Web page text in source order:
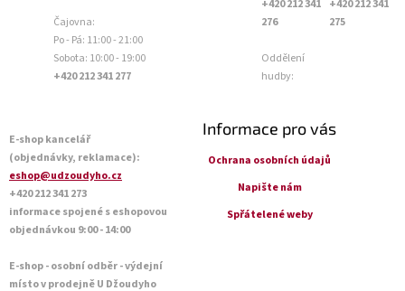
Čajovna:
Po - Pá: 11:00 - 21:00
Sobota: 10:00 - 19:00
+420 212 341 277
+420 212 341
276
Oddělení
hudby:
+420 212 341
275
E-shop kancelář
(objednávky, reklamace):
eshop@udzoudyho.cz
+420 212 341 273
informace spojené s eshopovou
objednávkou 9:00 - 14:00
E-shop - osobní odběr - výdejní
místo v prodejně U Džoudyho
Informace pro vás
Ochrana osobních údajů
Napište nám
Spřátelené weby